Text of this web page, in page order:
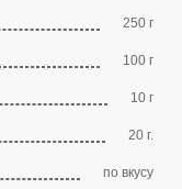
250 г
100 г
10 г
20 г.
по вкусу